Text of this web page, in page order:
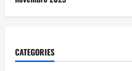
CATEGORIES